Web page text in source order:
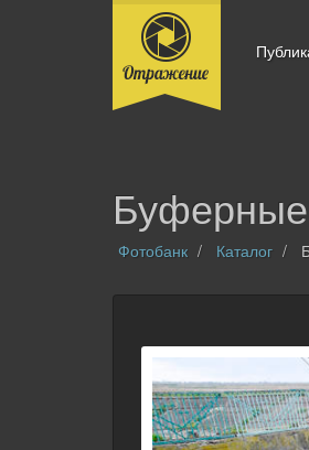
Фотобанк Каталог